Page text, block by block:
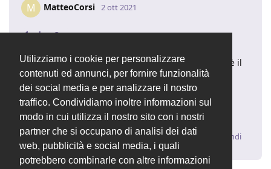
Utilizziamo i cookie per personalizzare
contenuti ed annunci, per fornire funzionalità
dei social media e per analizzare il nostro
traffico. Condividiamo inoltre informazioni sul
modo in cui utilizza il nostro sito con i nostri
partner che si occupano di analisi dei dati
web, pubblicità e social media, i quali
potrebbero combinarle con altre informazioni
M MatteoCorsi 2 ott 2021
dasc3er
Se volessi mettere il colore solo nella casella dove c’è il
numero? È possibile?
Attendo tue
Matteo
Rispondi